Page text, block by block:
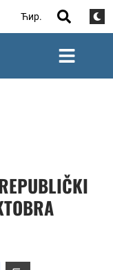
Ћир.